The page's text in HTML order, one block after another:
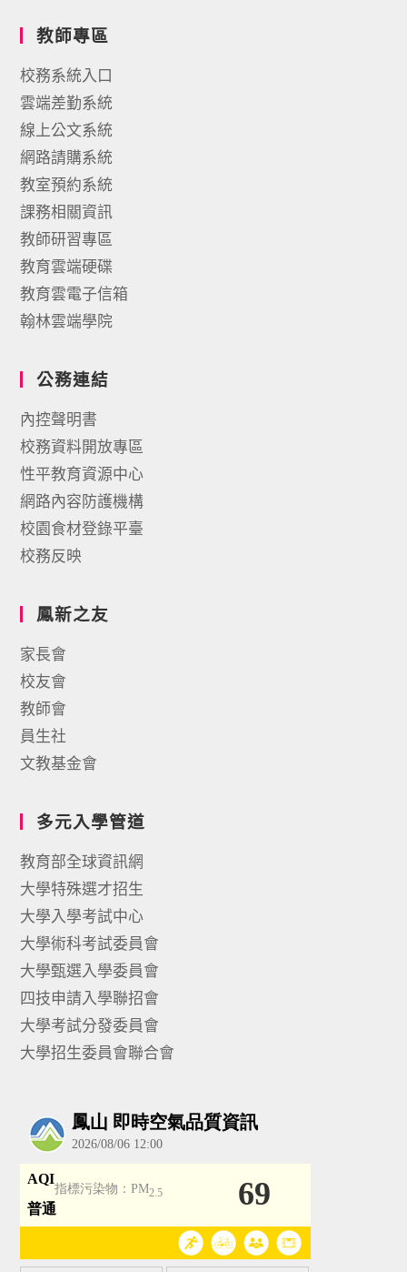
教師專區
校務系統入口
雲端差勤系統
線上公文系統
網路請購系統
教室預約系統
課務相關資訊
教師研習專區
教育雲端硬碟
教育雲電子信箱
翰林雲端學院
公務連結
內控聲明書
校務資料開放專區
性平教育資源中心
網路內容防護機構
校園食材登錄平臺
校務反映
鳳新之友
家長會
校友會
教師會
員生社
文教基金會
多元入學管道
教育部全球資訊網
大學特殊選才招生
大學入學考試中心
大學術科考試委員會
大學甄選入學委員會
四技申請入學聯招會
大學考試分發委員會
大學招生委員會聯合會